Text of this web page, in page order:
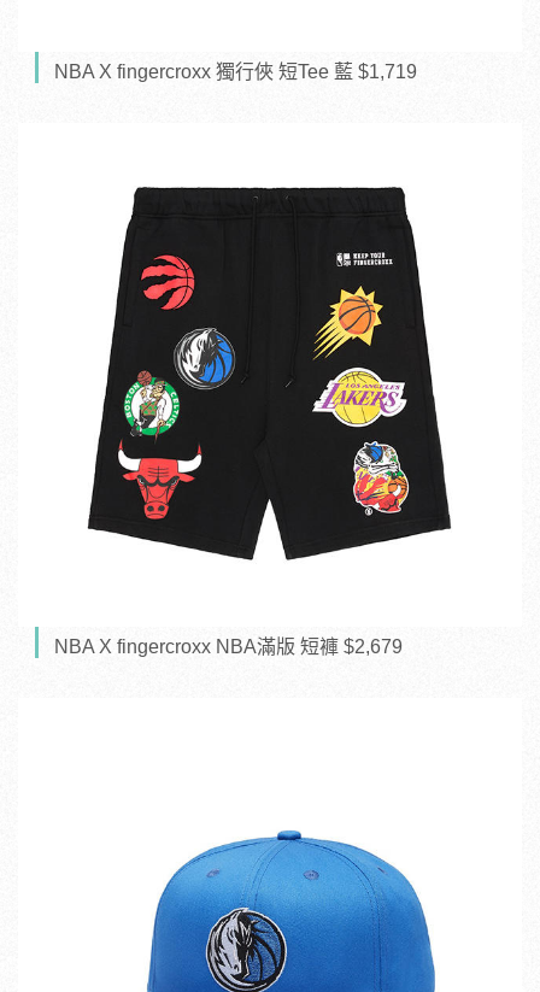
NBA X fingercroxx 獨行俠 短Tee 藍 $1,719
NBA X fingercroxx NBA滿版 短褲 $2,679